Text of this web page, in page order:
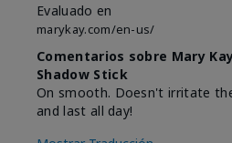
Evaluado en
marykay.com/en-us/
Comentarios sobre Mary
Shadow Stick
On smooth. Doesn't irritate
and last all day!